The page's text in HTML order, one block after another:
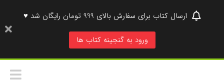
ارسال کتاب برای سفارش بالای 999 تومان رایگان شد ♥
ورود به گنجینه کتاب ها